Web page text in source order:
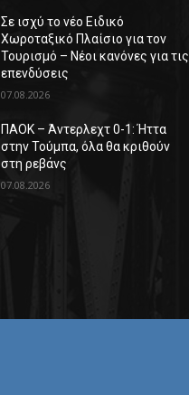
Σε ισχύ το νέο Ειδικό
Χωροταξικό Πλαίσιο για τον
Τουρισμό – Νέοι κανόνες για τις
επενδύσεις
07.08.2026
ΠΑΟΚ – Άντερλεχτ 0-1: Ήττα
στην Τούμπα, όλα θα κριθούν
στη ρεβάνς
07.08.2026